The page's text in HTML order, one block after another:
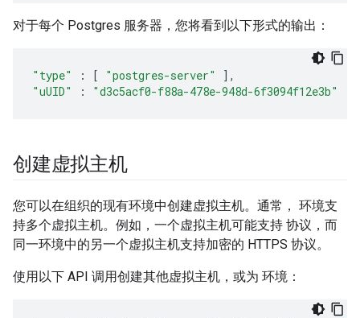
对于每个 Postgres 服务器，您将看到以下形式的输出：
"type" : [ "postgres-server"
],
"uUID"
: "d3c5acf0-f88a-478e-948d-6f3094f12e3b"
创建虚拟主机
您可以在组织的现有环境中创建虚拟主机。通常， 环境支
持多个虚拟主机。例如，一个虚拟主机可能支持 协议，而
同一环境中的另一个虚拟主机支持加密的 HTTPS 协议。
使用以下 API 调用创建其他虚拟主机，或为 环境：